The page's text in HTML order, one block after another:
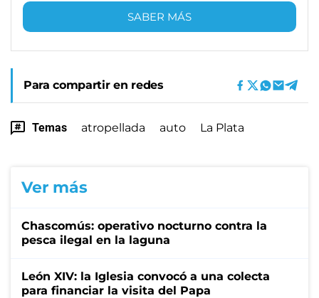
SABER MÁS
Para compartir en redes
Temas atropellada auto La Plata
Ver más
Chascomús: operativo nocturno contra la
pesca ilegal en la laguna
León XIV: la Iglesia convocó a una colecta
para financiar la visita del Papa